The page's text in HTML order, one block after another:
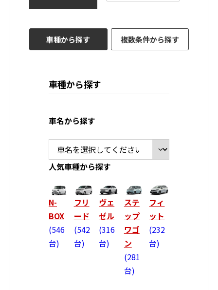
車種から探す 複数条件から探す
車種から探す
車名から探す
人気車種から探す
N-
BOX
546
台
フリ
ード
542
台
ヴェ
ゼル
316
台
ステ
ップ
ワゴ
ン
281
台
フィ
ット
232
台